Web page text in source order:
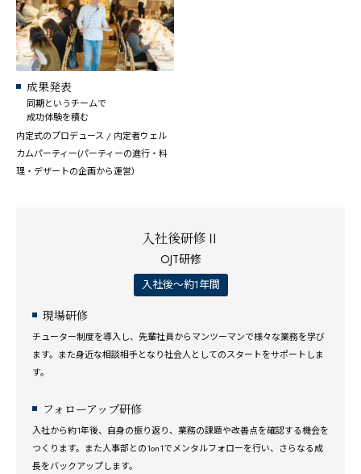
成果発表
同期というチームで
成功体験を積む
内定式のプロデュース / 内定者ウェル
カムパーティー(パーティーの進行・料
理・デザートの企画から運営）
入社後研修Ⅱ
OJT研修
入社後～約1年間
現場研修
チューター制度を導入し、先輩社員からマンツーマンで様々な業務を学び
ます。また身近な相談相手となり社会人としてのスタートをサポートしま
す。
フォローアップ研修
入社から約1年後、自身の振り返り、業務の課題や改善点を確認する機会を
つくります。また人事部との1on1でメンタルフォローを行い、さらなる成
長をバックアップします。